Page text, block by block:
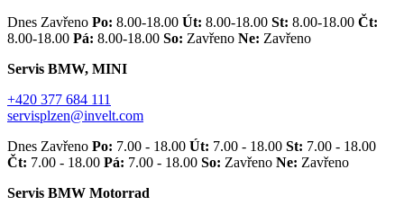
Dnes Zavřeno Po: 8.00-18.00 Út: 8.00-18.00 St: 8.00-18.00 Čt:
8.00-18.00 Pá: 8.00-18.00 So: Zavřeno Ne: Zavřeno
Servis BMW, MINI
+420 377 684 111
servisplzen@invelt.com
Dnes Zavřeno Po: 7.00 - 18.00 Út: 7.00 - 18.00 St: 7.00 - 18.00
Čt: 7.00 - 18.00 Pá: 7.00 - 18.00 So: Zavřeno Ne: Zavřeno
Servis BMW Motorrad